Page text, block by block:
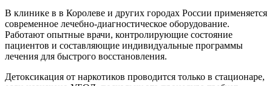
В клинике в в Королеве и других городах России применяется
современное лечебно-диагностическое оборудование.
Работают опытные врачи, контролирующие состояние
пациентов и составляющие индивидуальные программы
лечения для быстрого восстановления.
Детоксикация от наркотиков проводится только в стационаре,